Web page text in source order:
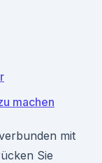
machen
mit
Sie